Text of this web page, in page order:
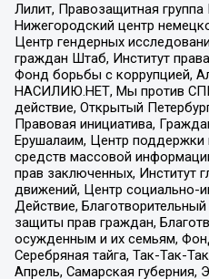
Лилит, Правозащитная
Нижегородский центр
Центр гендерных
граждан Штаб, Институт
Фонд борьбы с коррупцией,
НАСИЛИЮ.НЕТ, Мы против
действие, Открытый
Правовая инициатива,
Ерушалаим, Центр поддержки
средств массовой
прав заключенных, Институт
движений, Центр социально-
Действие,
защиты прав граждан,
осужденным и их семьям,
Серебряная тайга, Так-Так-
Апрель, Самарская губерния,